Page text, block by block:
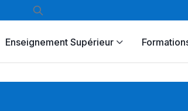
Enseignement Supérieur